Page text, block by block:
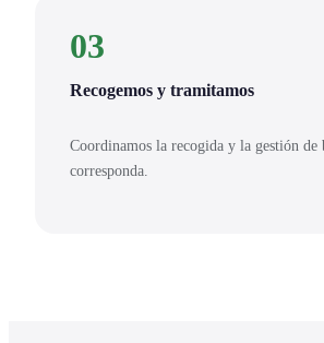
03
Recogemos y tramitamos
Coordinamos la recogida y la gestión de
corresponda.